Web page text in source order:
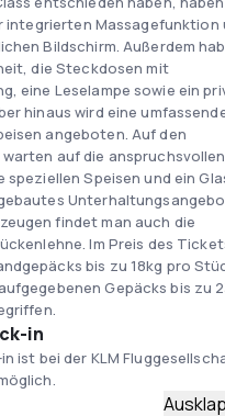
integrierten Massagefunktion
Bildschirm. Außerdem
die Steckdosen mit
eine Leselampe sowie ein
hinaus wird eine
angeboten. Auf den
auf die anspruchsvollen
speziellen Speisen und ein
findet man auch die
Im Preis des
bis zu 18kg pro
Gepäcks bis zu
in
ist bei der KLM